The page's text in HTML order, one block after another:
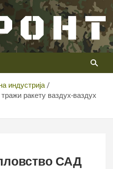
индустрија
ракету ваздух-ваздух
САД